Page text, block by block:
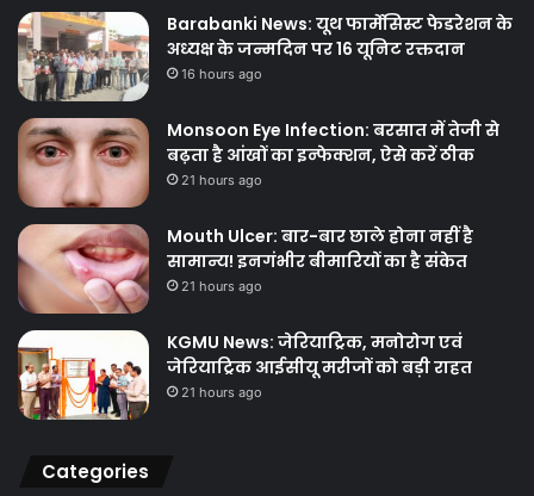
Barabanki News: यूथ फार्मेसिस्ट फेडरेशन के
अध्यक्ष के जन्मदिन पर 16 यूनिट रक्तदान
16 hours ago
Monsoon Eye Infection: बरसात में तेजी से
बढ़ता है आंखों का इन्फेक्शन, ऐसे करें ठीक
21 hours ago
Mouth Ulcer: बार-बार छाले होना नहीं है
सामान्य! इनगंभीर बीमारियों का है संकेत
21 hours ago
KGMU News: जेरियाट्रिक, मनोरोग एवं
जेरियाट्रिक आईसीयू मरीजों को बड़ी राहत
21 hours ago
Categories